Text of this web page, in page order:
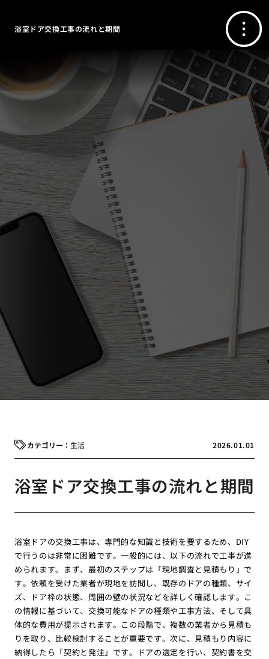
浴室ドア交換工事の流れと期間
2026.01.01
生活
浴室ドア交換工事の流れと期間
浴室ドアの交換工事は、専門的な知識と技術を要するため、DIY
で行うのは非常に困難です。一般的には、以下の流れで工事が進
められます。まず、最初のステップは「現地調査と見積もり」で
す。依頼を受けた業者が現地を訪問し、既存のドアの種類、サイ
ズ、ドア枠の状態、周囲の壁の状況などを詳しく確認します。こ
の情報に基づいて、交換可能なドアの種類や工事方法、そして具
体的な費用が提示されます。この段階で、複数の業者から見積も
りを取り、比較検討することが重要です。次に、見積もり内容に
納得したら「契約と発注」です。ドアの選定を行い、契約書を交